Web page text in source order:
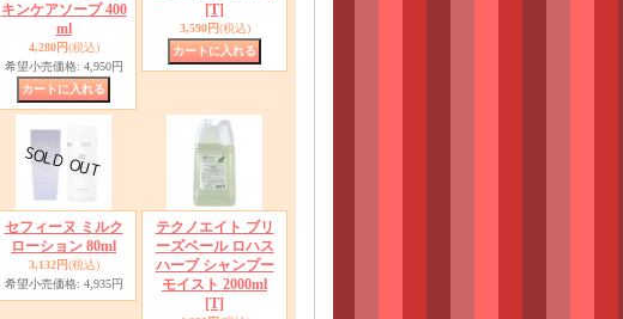
キンケアソープ 400
ml
4,280円(税込)
希望小売価格: 4,950円
[T]
3,590円(税込)
セフィーヌ ミルク
ローション 80ml
3,132円(税込)
希望小売価格: 4,935円
テクノエイト ブリ
ーズベール ロハス
ハーブ シャンプー
モイスト 2000ml
[T]